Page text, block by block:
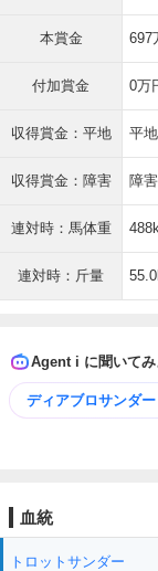
本賞金 697
付加賞金 0万
収得賞金：平地 平
収得賞金：障害 障
連対時：馬体重
連対時：斤量
Agent i に聞いてみ
ディアブロサンダ
血統
トロットサンダー